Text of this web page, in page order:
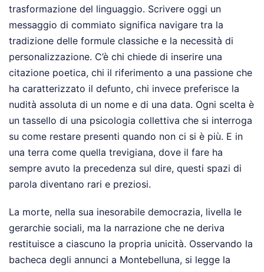
trasformazione del linguaggio. Scrivere oggi un
messaggio di commiato significa navigare tra la
tradizione delle formule classiche e la necessità di
personalizzazione. C’è chi chiede di inserire una
citazione poetica, chi il riferimento a una passione che
ha caratterizzato il defunto, chi invece preferisce la
nudità assoluta di un nome e di una data. Ogni scelta è
un tassello di una psicologia collettiva che si interroga
su come restare presenti quando non ci si è più. E in
una terra come quella trevigiana, dove il fare ha
sempre avuto la precedenza sul dire, questi spazi di
parola diventano rari e preziosi.
La morte, nella sua inesorabile democrazia, livella le
gerarchie sociali, ma la narrazione che ne deriva
restituisce a ciascuno la propria unicità. Osservando la
bacheca degli annunci a Montebelluna, si legge la